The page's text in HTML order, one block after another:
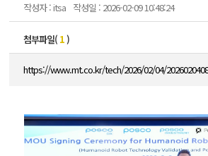
작성자 : itsa 작성일 : 2026-02-09 10:48:24
첨부파일( 1 )
https://www.mt.co.kr/tech/2026/02/04/